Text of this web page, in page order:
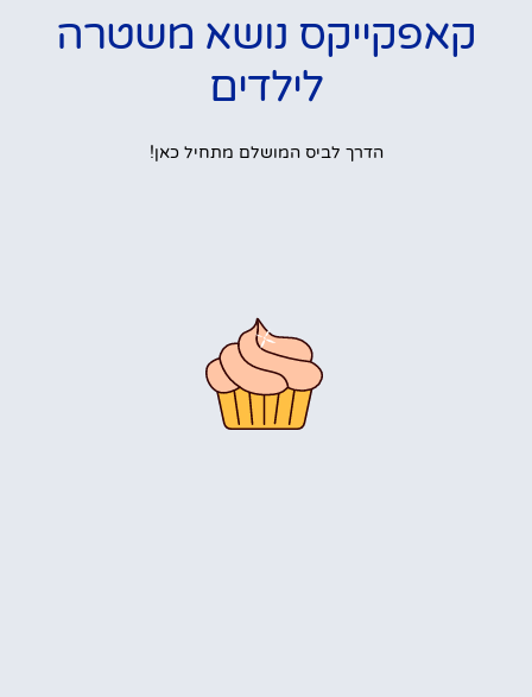
קאפקייקס נושא משטרה
לילדים
הדרך לביס המושלם מתחיל כאן!